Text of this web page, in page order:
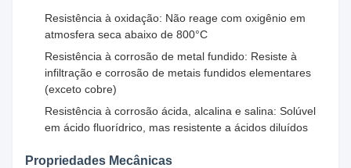
Resistência à oxidação: Não reage com oxigênio em
atmosfera seca abaixo de 800°C
Resistência à corrosão de metal fundido: Resiste à
infiltração e corrosão de metais fundidos elementares
(exceto cobre)
Resistência à corrosão ácida, alcalina e salina: Solúvel
em ácido fluorídrico, mas resistente a ácidos diluídos
Propriedades Mecânicas